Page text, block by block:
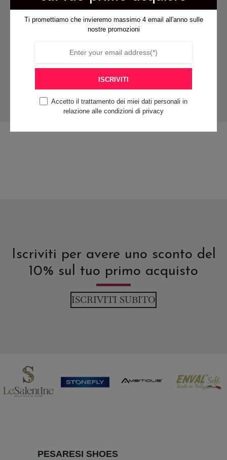
del
prodotto
contattaci per qualsiasi
informazione
Iscriviti per avere uno sconto del
10% sul tuo primo acquisto
ISCRIVITI SUBITO
PESARESI SHOES
Ti promettiamo che invieremo massimo 4 email all'anno sulle
nostre promozioni
ISCRIVITI
Accetto il trattamento dei miei dati personali in
relazione alle condizioni di privacy